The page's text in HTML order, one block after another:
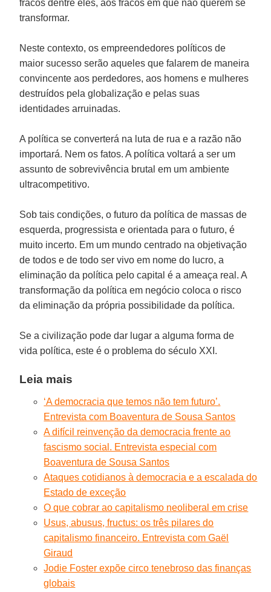
fracos dentre eles, aos fracos em que não querem se
transformar.
Neste contexto, os empreendedores políticos de
maior sucesso serão aqueles que falarem de maneira
convincente aos perdedores, aos homens e mulheres
destruídos pela globalização e pelas suas
identidades arruinadas.
A política se converterá na luta de rua e a razão não
importará. Nem os fatos. A política voltará a ser um
assunto de sobrevivência brutal em um ambiente
ultracompetitivo.
Sob tais condições, o futuro da política de massas de
esquerda, progressista e orientada para o futuro, é
muito incerto. Em um mundo centrado na objetivação
de todos e de todo ser vivo em nome do lucro, a
eliminação da política pelo capital é a ameaça real. A
transformação da política em negócio coloca o risco
da eliminação da própria possibilidade da política.
Se a civilização pode dar lugar a alguma forma de
vida política, este é o problema do século XXI.
Leia mais
‘A democracia que temos não tem futuro’.
Entrevista com Boaventura de Sousa Santos
A difícil reinvenção da democracia frente ao
fascismo social. Entrevista especial com
Boaventura de Sousa Santos
Ataques cotidianos à democracia e a escalada do
Estado de exceção
O que cobrar ao capitalismo neoliberal em crise
Usus, abusus, fructus: os três pilares do
capitalismo financeiro. Entrevista com Gaël
Giraud
Jodie Foster expõe circo tenebroso das finanças
globais